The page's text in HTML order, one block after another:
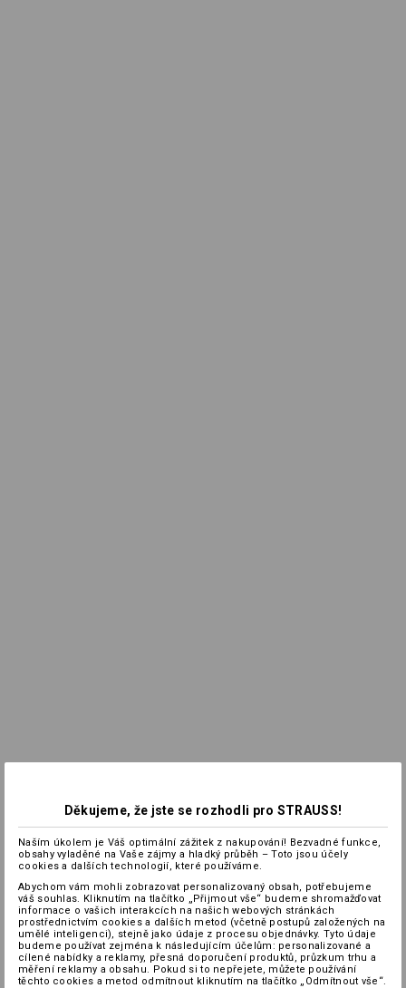
Děkujeme, že jste se rozhodli pro STRAUSS!
Naším úkolem je Váš optimální zážitek z nakupování! Bezvadné funkce,
obsahy vyladěné na Vaše zájmy a hladký průběh – Toto jsou účely
cookies a dalších technologií, které používáme.
Abychom vám mohli zobrazovat personalizovaný obsah, potřebujeme
váš souhlas. Kliknutím na tlačítko „Přijmout vše“ budeme shromažďovat
informace o vašich interakcích na našich webových stránkách
prostřednictvím cookies a dalších metod (včetně postupů založených na
umělé inteligenci), stejně jako údaje z procesu objednávky. Tyto údaje
budeme používat zejména k následujícím účelům: personalizované a
cílené nabídky a reklamy, přesná doporučení produktů, průzkum trhu a
měření reklamy a obsahu. Pokud si to nepřejete, můžete používání
těchto cookies a metod odmítnout kliknutím na tlačítko „Odmítnout vše“.